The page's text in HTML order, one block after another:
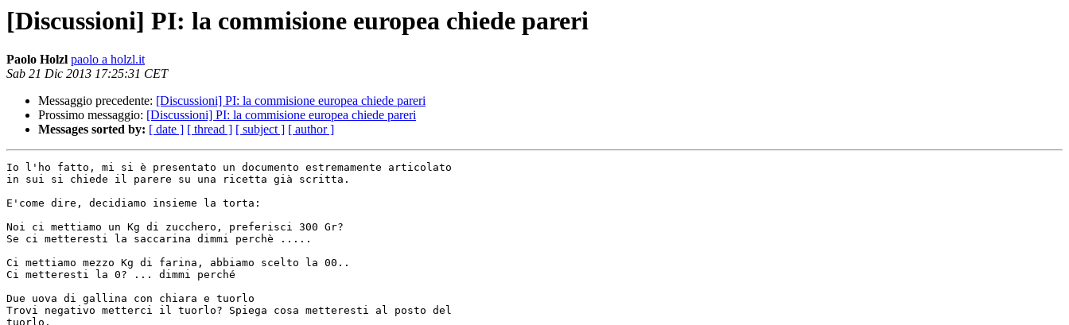
[Discussioni] PI: la commisione europea chiede pareri
Paolo Holzl paolo a holzl.it
Sab 21 Dic 2013 17:25:31 CET
Messaggio precedente: [Discussioni] PI: la commisione europea chiede pareri
Prossimo messaggio: [Discussioni] PI: la commisione europea chiede pareri
Messages sorted by: [ date ] [ thread ] [ subject ] [ author ]
Io l'ho fatto, mi si è presentato un documento estremamente articolato
in sui si chiede il parere su una ricetta già scritta.
E'come dire, decidiamo insieme la torta:
Noi ci mettiamo un Kg di zucchero, preferisci 300 Gr?
Se ci metteresti la saccarina dimmi perchè .....
Ci mettiamo mezzo Kg di farina, abbiamo scelto la 00..
Ci metteresti la 0? ... dimmi perché
Due uova di gallina con chiara e tuorlo
Trovi negativo metterci il tuorlo? Spiega cosa metteresti al posto del
tuorlo.